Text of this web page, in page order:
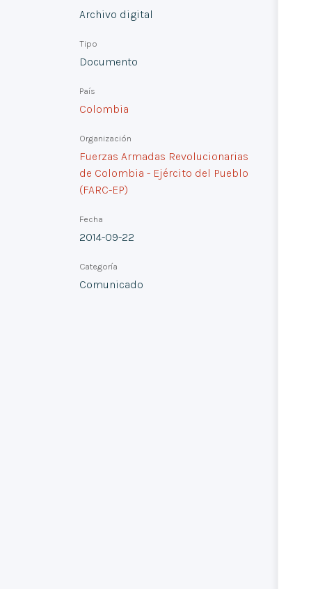
Archivo digital
Tipo
Documento
País
Colombia
Organización
Fuerzas Armadas Revolucionarias
de Colombia - Ejército del Pueblo
(FARC-EP)
Fecha
2014-09-22
Categoría
Comunicado